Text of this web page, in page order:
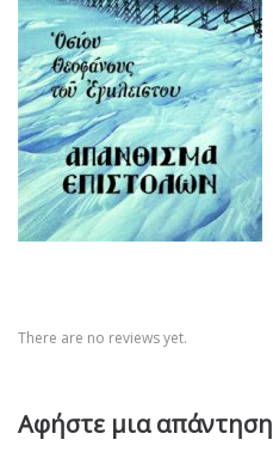
There are no reviews yet.
Αφήστε μια απάντηση